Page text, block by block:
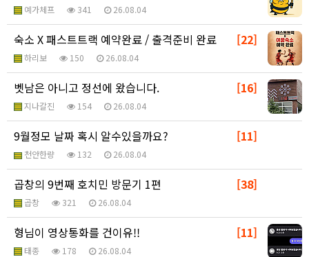
예가체프 341 26.08.04
[22]
숙소 X 패스트트랙 예약완료 / 출격준비 완료
하리보 150 26.08.04
[16]
벳남은 아니고 정선에 왔습니다.
지나갈진 154 26.08.04
[11]
9월정모 날짜 혹시 알수있을까요?
천안한량 132 26.08.04
[38]
곱창의 9번째 호치민 방문기 1편
곱창 321 26.08.04
[11]
형님이 영상통화를 건이유!!
태종 178 26.08.04